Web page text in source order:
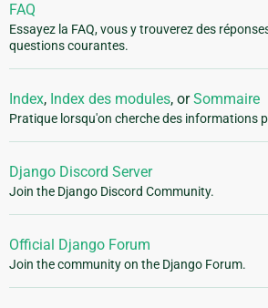
FAQ
Essayez la FAQ, vous y trouverez des
questions courantes.
Index, Index des modules, orSommaire
Pratique lorsqu'on cherche des informations
Django Discord Server
Join the Django Discord Community.
Official Django Forum
Join the community on the Django Forum.